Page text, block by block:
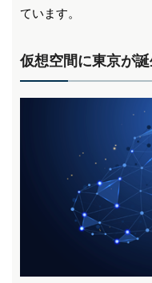
ています。
仮想空間に東京が誕